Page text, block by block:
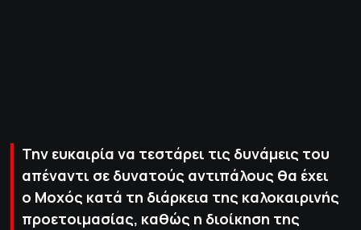
Την ευκαιρία να τεστάρει τις δυνάμεις του
απέναντι σε δυνατούς αντιπάλους θα έχει
ο Μοχός κατά τη διάρκεια της καλοκαιρινής
προετοιμασίας, καθώς η διοίκηση της